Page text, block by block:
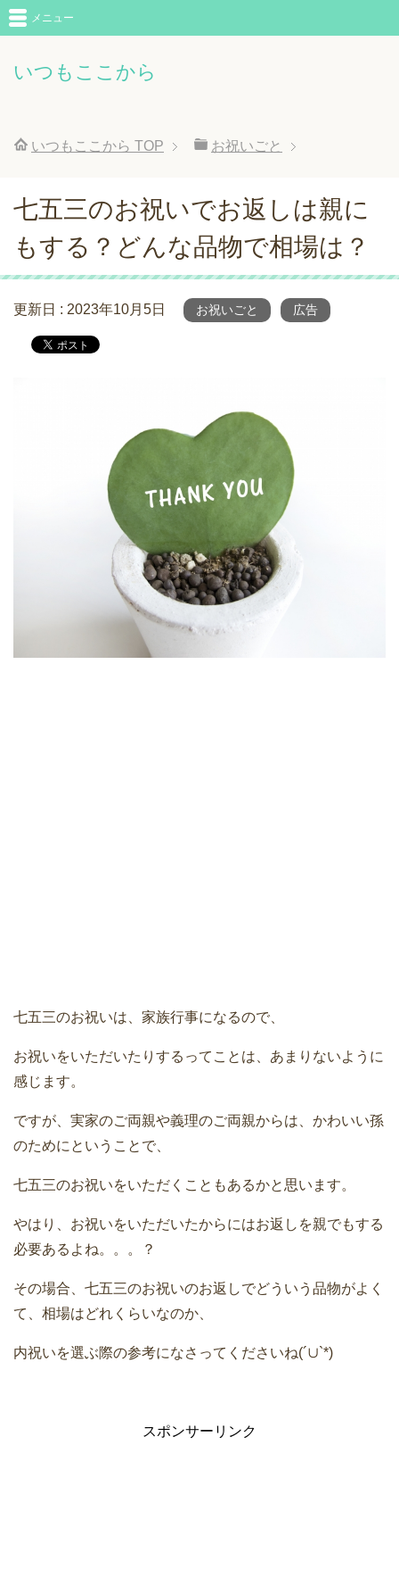
いつもここから
メニュー
いつもここから TOP お祝いごと
七五三のお祝いでお返しは親に
もする？どんな品物で相場は？
更新日 : 2023年10月5日 お祝いごと 広告
七五三のお祝いは、家族行事になるので、
お祝いをいただいたりするってことは、あまりないように
感じます。
ですが、実家のご両親や義理のご両親からは、かわいい孫
のためにということで、
七五三のお祝いをいただくこともあるかと思います。
やはり、お祝いをいただいたからにはお返しを親でもする
必要あるよね。。。？
その場合、七五三のお祝いのお返しでどういう品物がよく
て、相場はどれくらいなのか、
内祝いを選ぶ際の参考になさってくださいね(´∪`*)
スポンサーリンク